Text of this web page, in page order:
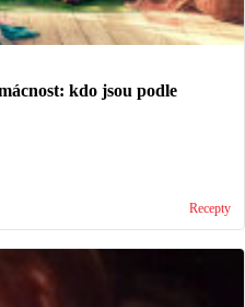
kdo jsou podle
Recepty